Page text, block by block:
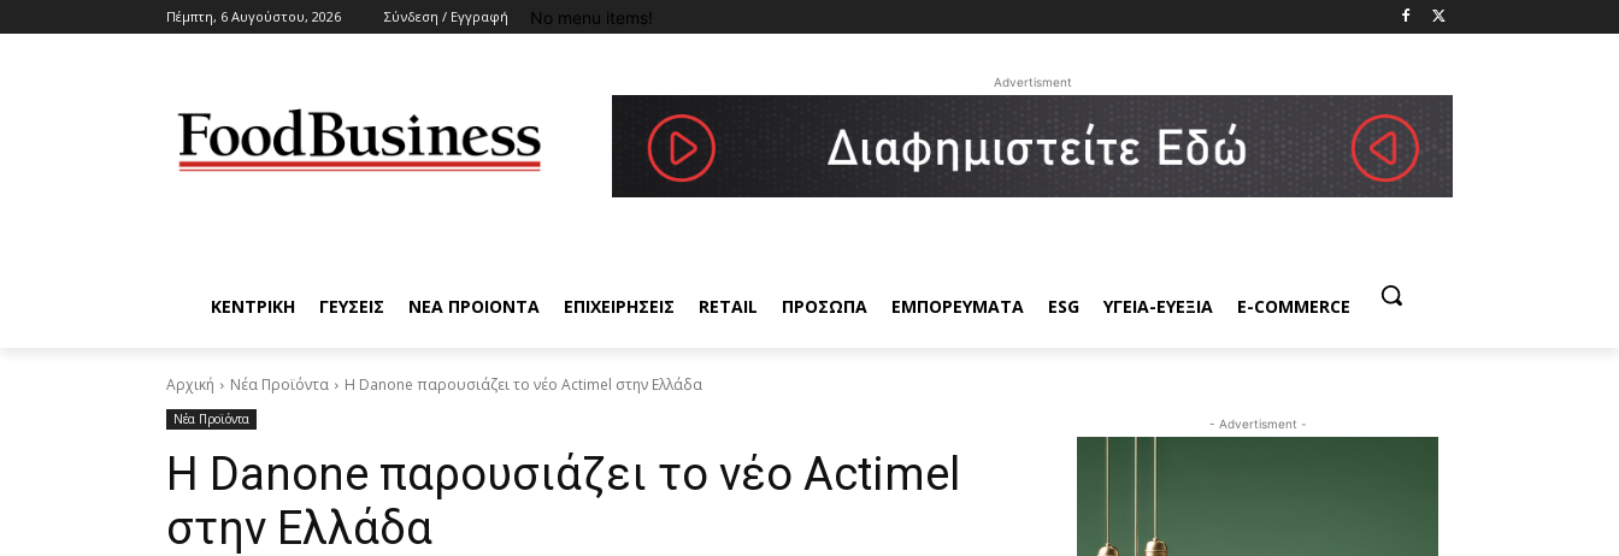
Πέμπτη, 6 Αυγούστου, 2026 Σύνδεση / Εγγραφή No menu items!
Advertisment
ΚΕΝΤΡΙΚΗ ΓΕΥΣΕΙΣ ΝΕΑ ΠΡΟΙΟΝΤΑ ΕΠΙΧΕΙΡΗΣΕΙΣ RETAIL ΠΡΟΣΩΠΑ ΕΜΠΟΡΕΥΜΑΤΑ ESG ΥΓΕΙΑ-ΕΥΕΞΙΑ E-COMMERCE
Αρχική Νέα Προϊόντα Η Danone παρουσιάζει το νέο Actimel στην Ελλάδα
Νέα Προϊόντα
Η Danone παρουσιάζει το νέο Actimel
στην Ελλάδα
- Advertisment -